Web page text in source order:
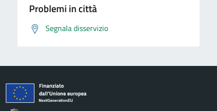
Problemi in città
Segnala disservizio